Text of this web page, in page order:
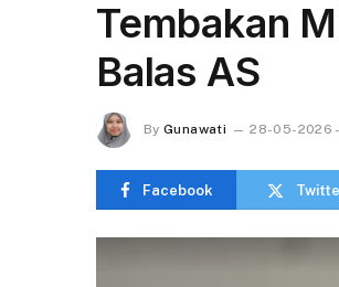
Tembakan
Balas AS
By Gunawati 28-05-2026 -
Facebook